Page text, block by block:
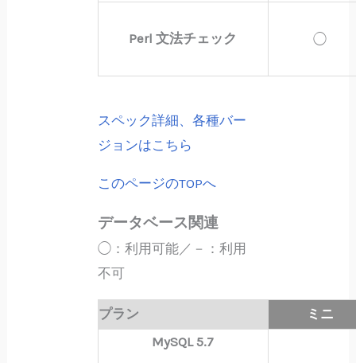
Perl 文法チェック ◯
スペック詳細、各種バー
ジョンはこちら
このページのTOPへ
データベース関連
◯：利用可能／－：利用
不可
プラン
ミニ
MySQL 5.7